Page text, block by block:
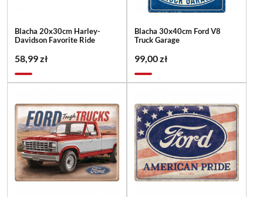
Blacha 20x30cm Harley-
Davidson Favorite Ride
58,99 zł
Blacha 30x40cm Ford V8
Truck Garage
99,00 zł